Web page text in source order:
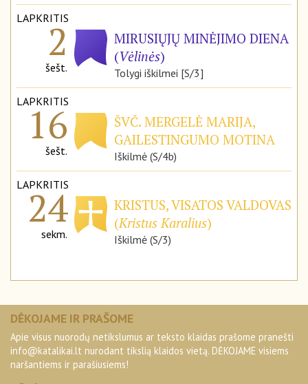
LAPKRITIS
2
šešt.
MIRUSIŲJŲ MINĖJIMO DIENA
(Vėlinės)
Tolygi iškilmei [S/3]
LAPKRITIS
16
šešt.
ŠVČ. MERGELĖ MARIJA,
GAILESTINGUMO MOTINA
Iškilmė (S/4b)
LAPKRITIS
24
sekm.
KRISTUS, VISATOS VALDOVAS
(Kristus Karalius)
Iškilmė (S/3)
DĖKOJAME IR PRAŠOME
Apie visus nuorodų netikslumus ar teksto klaidas prašome pranešti
info@katalikai.lt nurodant tikslią klaidos vietą. DĖKOJAME visiems
naršantiems ir parašiusiems!